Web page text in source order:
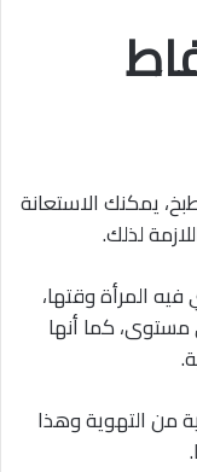
يمكنك الاستعانة
لذلك.
المرأة وقتها،
كما أنها
من التهوية وهذا